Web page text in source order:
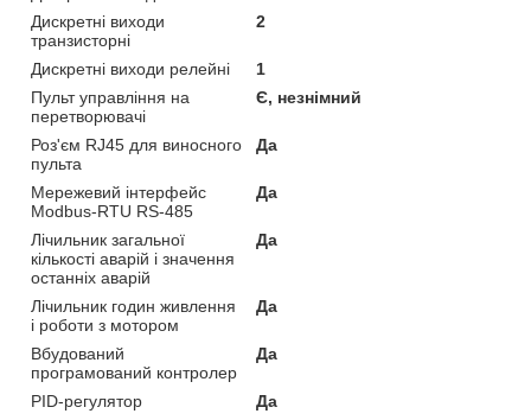
Дискретні виходи
транзисторні
2
Дискретні виходи релейні
1
Пульт управління на
перетворювачі
Є, незнімний
Роз'єм RJ45 для виносного
пульта
Да
Мережевий інтерфейс
Modbus-RTU RS-485
Да
Лічильник загальної
кількості аварій і значення
останніх аварій
Да
Лічильник годин живлення
і роботи з мотором
Да
Вбудований
програмований контролер
Да
PID-регулятор
Да